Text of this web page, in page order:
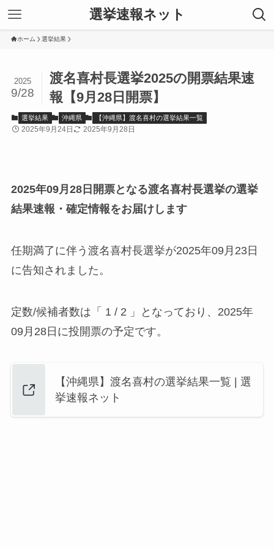
選挙速報ネット
ホーム 選挙結果
渡名喜村長選挙2025の開票結果速
報【9月28日開票】
2025
9/28
選挙結果 沖縄県 【沖縄県】渡名喜村の選挙結果一覧
2025年9月24日 2025年9月28日
2025年09月28日開票となる渡名喜村長選挙の選挙
結果速報・確定情報をお届けします
任期満了に伴う渡名喜村長選挙が2025年09月23日
に告知されました。
定数/候補者数は「 1 / 2 」となっており、2025年
09月28日に投開票の予定です。
【沖縄県】渡名喜村の選挙結果一覧 | 選
挙速報ネット